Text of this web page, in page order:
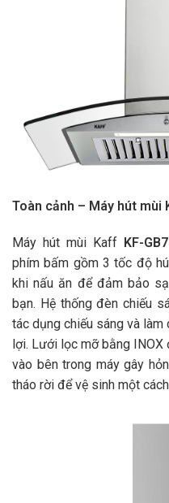
Toàn cảnh – Máy hút mùi
Máy hút mùi Kaff KF-
phím bấm gồm 3 tốc độ
khi nấu ăn để đảm bảo
bạn. Hệ thống đèn chiếu
tác dụng chiếu sáng và
lợi. Lưới lọc mỡ bằng
vào bên trong máy gây
tháo rời để vệ sinh một